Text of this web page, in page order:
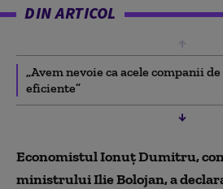
DIN ARTICOL
„Avem nevoie ca acele companii
eficiente”
Economistul Ionuț Dumitru,
ministrului Ilie Bolojan, a